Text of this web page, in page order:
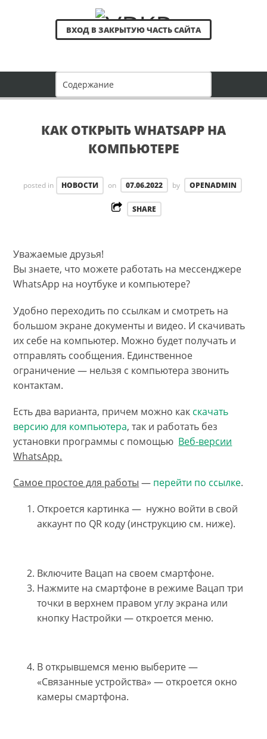
ВХОД В ЗАКРЫТУЮ ЧАСТЬ САЙТА
КАК ОТКРЫТЬ WHATSAPP НА
КОМПЬЮТЕРЕ
posted in НОВОСТИ on 07.06.2022 by OPENADMIN
SHARE
Уважаемые друзья!
Вы знаете, что можете работать на мессенджере
WhatsApp на ноутбуке и компьютере?
Удобно переходить по ссылкам и смотреть на
большом экране документы и видео. И скачивать
их себе на компьютер. Можно будет получать и
отправлять сообщения. Единственное
ограничение — нельзя с компьютера звонить
контактам.
Есть два варианта, причем можно как скачать
версию для компьютера, так и работать без
установки программы с помощью Веб-версии
WhatsApp.
Самое простое для работы — перейти по ссылке.
Откроется картинка — нужно войти в свой
аккаунт по QR коду (инструкцию см. ниже).
Включите Вацап на своем смартфоне.
Нажмите на смартфоне в режиме Вацап три
точки в верхнем правом углу экрана или
кнопку Настройки — откроется меню.
В открывшемся меню выберите —
«Связанные устройства» — откроется окно
камеры смартфона.